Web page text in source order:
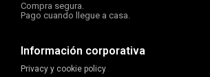
Compra segura.
Pago cuando llegue a casa.
Información corporativa
Privacy y cookie policy